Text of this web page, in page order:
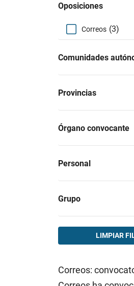
Oposiciones
Correos (3)
Comunidades
Provincias
Órgano convocante
Personal
Grupo
LIMPIAR
Correos: